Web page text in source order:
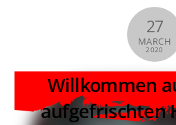
27
MARCH
2020
Willkommen
aufgefrischten